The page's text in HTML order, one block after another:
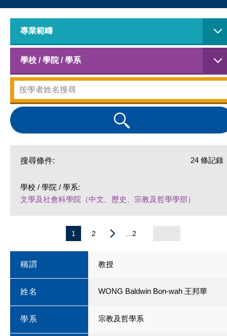
專業範疇
學校 / 學院 / 學系
搜尋條件: 24 條記錄
學校 / 學院 / 學系:
文學及社會科學院（中文、歷史、宗教及哲學學部）
1 2 ...2
稱謂 教授
姓名 WONG Baldwin Bon-wah 王邦華
學系 宗教及哲學系